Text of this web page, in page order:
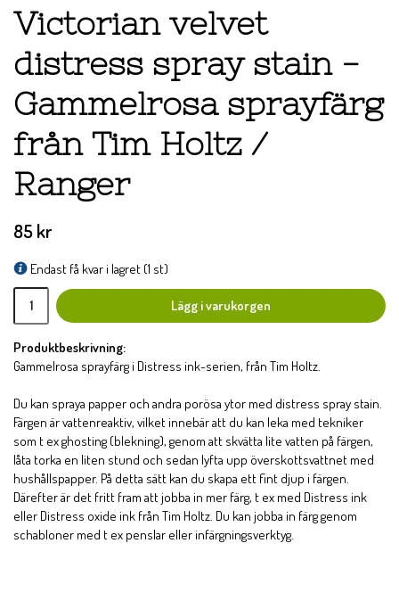
Victorian velvet
distress spray stain -
Gammelrosa sprayfärg
från Tim Holtz /
Ranger
85 kr
Endast få kvar i lagret (1 st)
Lägg i varukorgen
Produktbeskrivning:
Gammelrosa sprayfärg i Distress ink-serien, från Tim Holtz.
Du kan spraya papper och andra porösa ytor med distress spray stain.
Färgen är vattenreaktiv, vilket innebär att du kan leka med tekniker
som t ex ghosting (blekning), genom att skvätta lite vatten på färgen,
låta torka en liten stund och sedan lyfta upp överskottsvattnet med
hushållspapper. På detta sätt kan du skapa ett fint djup i färgen.
Därefter är det fritt fram att jobba in mer färg, t ex med Distress ink
eller Distress oxide ink från Tim Holtz. Du kan jobba in färg genom
schabloner med t ex penslar eller infärgningsverktyg.